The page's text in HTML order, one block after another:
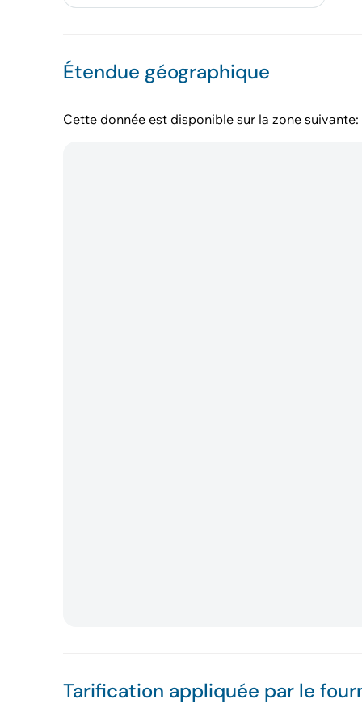
Étendue géographique
Cette donnée est disponible sur la zone suivante:
Tarification appliquée par le